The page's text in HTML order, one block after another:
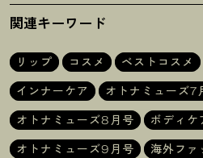
選
験
関連キーワード
リップ コスメ ベストコスメ
インナーケア
オトナミューズ7
オトナミューズ8月号
ボディケ
オトナミューズ9月号
海外ファ